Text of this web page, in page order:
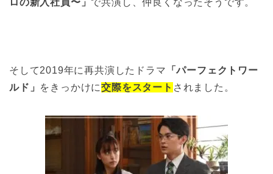
そして2019年に再共演したドラマ 「パーフェクトワー
ルド」 をきっかけに交際をスタート されました。